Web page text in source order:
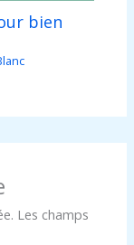
bien
Les champs